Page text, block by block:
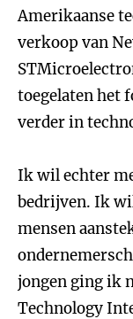
Amerikaanse
verkoop van
toegelaten het
verder in
Ik wil echter
bedrijven. Ik
mensen
jongen ging ik
Technology